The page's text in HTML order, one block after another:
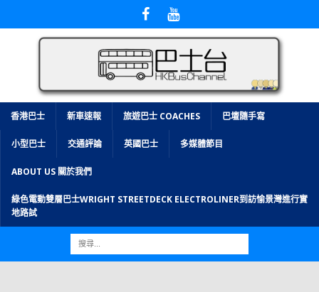
香港巴士 新車速報 旅遊巴士 COACHES 巴壇隨手寫
小型巴士 交通評論 英國巴士 多媒體節目
ABOUT US 關於我們
綠色電動雙層巴士WRIGHT STREETDECK ELECTROLINER到訪愉景灣進行實
地路試